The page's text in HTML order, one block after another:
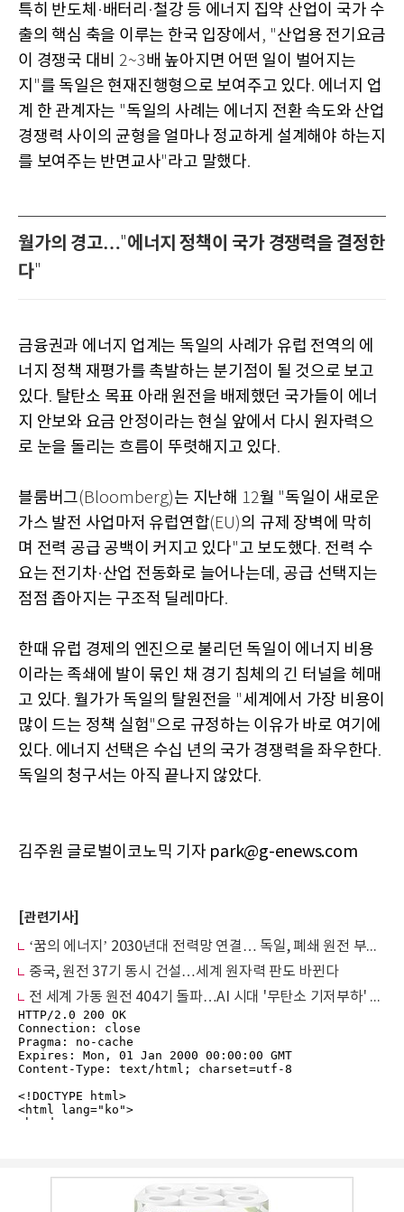
특히 반도체 ·배터리 ·철강 등 에너지 집약 산업이 국가 수
출의 핵심 축을 이루는 한국 입장에서 , "산업용 전기요금
이 경쟁국 대비 2~3배 높아지면 어떤 일이 벌어지는
지 "를 독일은 현재진행형으로 보여주고 있다. 에너지 업
계 한 관계자는 "독일의 사례는 에너지 전환 속도와 산업
경쟁력 사이의 균형을 얼마나 정교하게 설계해야 하는지
를 보여주는 반면교사"라고 말했다.
월가의 경고…"에너지 정책이 국가 경쟁력을 결정한
다"
금융권과 에너지 업계는 독일의 사례가 유럽 전역의 에
너지 정책 재평가를 촉발하는 분기점이 될 것으로 보고
있다. 탈탄소 목표 아래 원전을 배제했던 국가들이 에너
지 안보와 요금 안정이라는 현실 앞에서 다시 원자력으
로 눈을 돌리는 흐름이 뚜렷해지고 있다.
블룸버그(Bloomberg)는 지난해 12월 "독일이 새로운
가스 발전 사업마저 유럽연합(EU)의 규제 장벽에 막히
며 전력 공급 공백이 커지고 있다"고 보도했다. 전력 수
요는 전기차·산업 전동화로 늘어나는데 , 공급 선택지는
점점 좁아지는 구조적 딜레마다.
한때 유럽 경제의 엔진으로 불리던 독일이 에너지 비용
이라는 족쇄에 발이 묶인 채 경기 침체의 긴 터널을 헤매
고 있다. 월가가 독일의 탈원전을 "세계에서 가장 비용이
많이 드는 정책 실험"으로 규정하는 이유가 바로 여기에
있다. 에너지 선택은 수십 년의 국가 경쟁력을 좌우한다.
독일의 청구서는 아직 끝나지 않았다.
김주원 글로벌이코노믹 기자 park@g-enews.com
[관련기사]
‘꿈의 에너지’ 2030년대 전력망 연결… 독일, 폐쇄 원전 부지에 핵융합 발전소 승부수
중국, 원전 37기 동시 건설…세계 원자력 판도 바뀐다
전 세계 가동 원전 404기 돌파…AI 시대 '무탄소 기저부하' 로 원전 귀환 가속